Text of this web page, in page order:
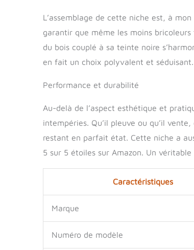
L’assemblage de cette niche est, à
garantir que même les moins
du bois couplé à sa teinte noire
en fait un choix polyvalent et séduisant.
Performance et durabilité
Au-delà de l’aspect esthétique et
intempéries. Qu’il pleuve ou qu’il
restant en parfait état. Cette niche a
5 sur 5 étoiles sur Amazon. Un
Caractéristiques
Marque
Numéro de modèle